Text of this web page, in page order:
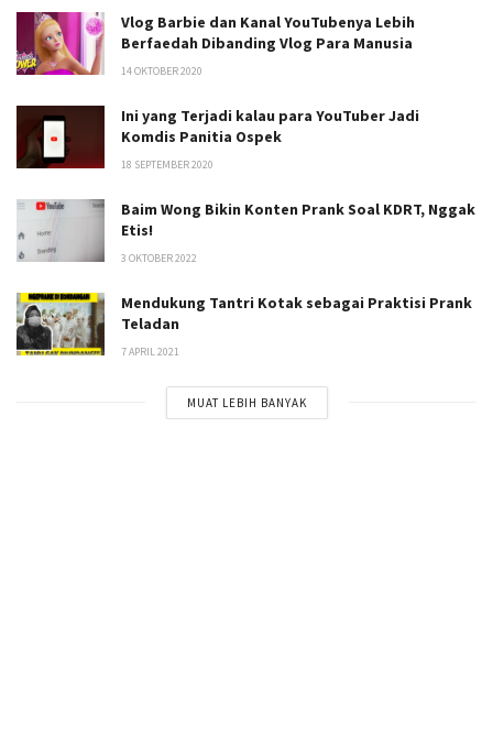
Vlog Barbie dan Kanal YouTubenya Lebih
Berfaedah Dibanding Vlog Para Manusia
14 OKTOBER 2020
Ini yang Terjadi kalau para YouTuber Jadi
Komdis Panitia Ospek
18 SEPTEMBER 2020
Baim Wong Bikin Konten Prank Soal KDRT, Nggak
Etis!
3 OKTOBER 2022
Mendukung Tantri Kotak sebagai Praktisi Prank
Teladan
7 APRIL 2021
MUAT LEBIH BANYAK